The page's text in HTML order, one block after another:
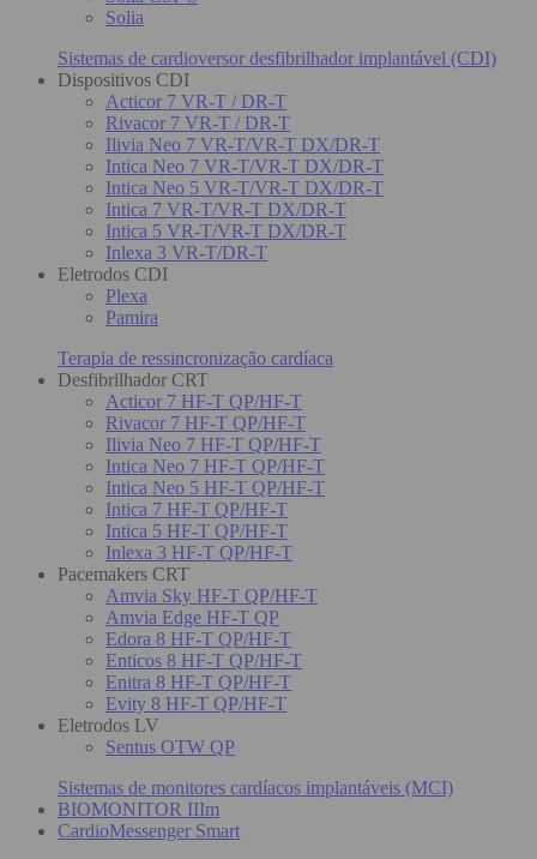
Solia
Sistemas de cardioversor desfibrilhador implantável (CDI)
Dispositivos CDI
Acticor 7 VR-T / DR-T
Rivacor 7 VR-T / DR-T
Ilivia Neo 7 VR-T/VR-T DX/DR-T
Intica Neo 7 VR-T/VR-T DX/DR-T
Intica Neo 5 VR-T/VR-T DX/DR-T
Intica 7 VR-T/VR-T DX/DR-T
Intica 5 VR-T/VR-T DX/DR-T
Inlexa 3 VR-T/DR-T
Eletrodos CDI
Plexa
Pamira
Terapia de ressincronização cardíaca
Desfibrilhador CRT
Acticor 7 HF-T QP/HF-T
Rivacor 7 HF-T QP/HF-T
Ilivia Neo 7 HF-T QP/HF-T
Intica Neo 7 HF-T QP/HF-T
Intica Neo 5 HF-T QP/HF-T
Intica 7 HF-T QP/HF-T
Intica 5 HF-T QP/HF-T
Inlexa 3 HF-T QP/HF-T
Pacemakers CRT
Amvia Sky HF-T QP/HF-T
Amvia Edge HF-T QP
Edora 8 HF-T QP/HF-T
Enticos 8 HF-T QP/HF-T
Enitra 8 HF-T QP/HF-T
Evity 8 HF-T QP/HF-T
Eletrodos LV
Sentus OTW QP
Sistemas de monitores cardíacos implantáveis (MCI)
BIOMONITOR IIIm
CardioMessenger Smart